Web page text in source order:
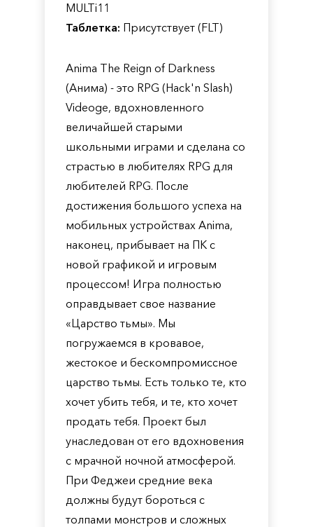
MULTi11
Таблетка: Присутствует (FLT)
Anima The Reign of Darkness
(Анима) - это RPG (Hack'n Slash)
Videoge, вдохновленного
величайшей старыми
школьными играми и сделана со
страстью в любителях RPG для
любителей RPG. После
достижения большого успеха на
мобильных устройствах Anima,
наконец, прибывает на ПК с
новой графикой и игровым
процессом! Игра полностью
оправдывает свое название
«Царство тьмы». Мы
погружаемся в кровавое,
жестокое и бескомпромиссное
царство тьмы. Есть только те, кто
хочет убить тебя, и те, кто хочет
продать тебя. Проект был
унаследован от его вдохновения
с мрачной ночной атмосферой.
При Феджеи средние века
должны будут бороться с
толпами монстров и сложных